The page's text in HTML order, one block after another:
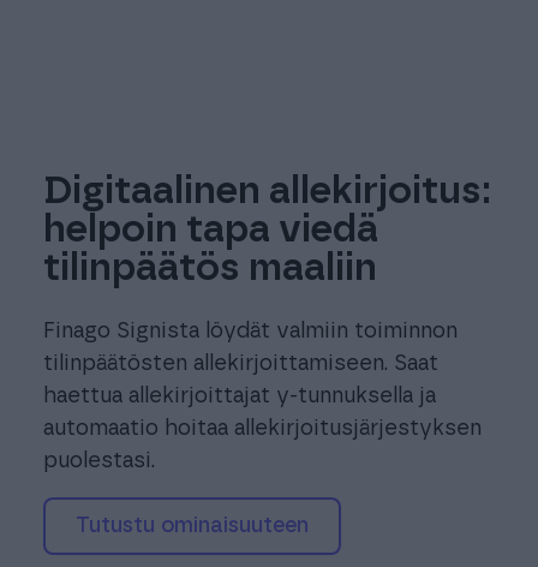
Digitaalinen allekirjoitus:
helpoin tapa viedä
tilinpäätös maaliin
Finago Signista löydät valmiin toiminnon
tilinpäätösten allekirjoittamiseen. Saat
haettua allekirjoittajat y-tunnuksella ja
automaatio hoitaa allekirjoitusjärjestyksen
puolestasi.
Tutustu ominaisuuteen